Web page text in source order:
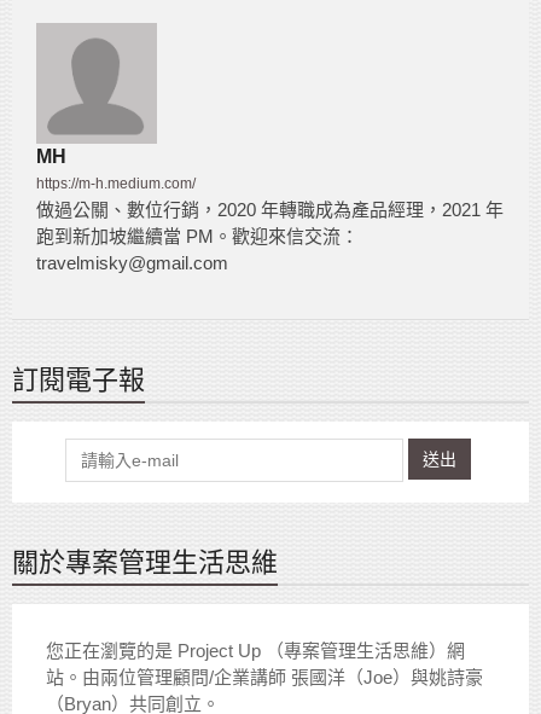
MH
https://m-h.medium.com/
做過公關、數位行銷，2020 年轉職成為產品經理，2021 年
跑到新加坡繼續當 PM。歡迎來信交流：
travelmisky@gmail.com
訂閱電子報
送出
關於專案管理生活思維
您正在瀏覽的是 Project Up （專案管理生活思維）網
站。由兩位管理顧問/企業講師 張國洋（Joe）與姚詩豪
（Bryan）共同創立。